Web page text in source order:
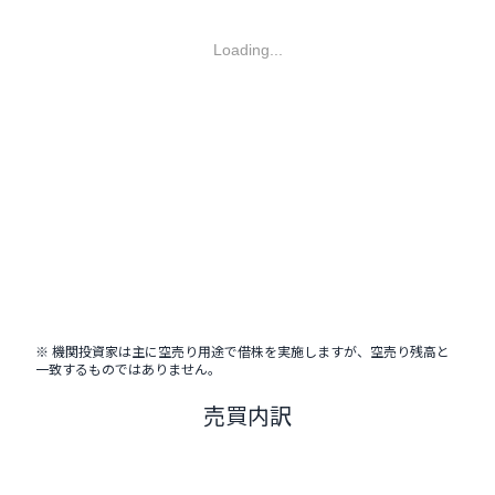
Loading...
※ 機関投資家は主に空売り用途で借株を実施しますが、空売り残高と
一致するものではありません。
売買内訳